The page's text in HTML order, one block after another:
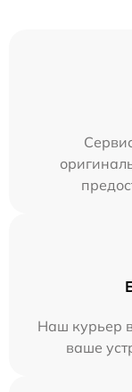
Наш курьер
ваше